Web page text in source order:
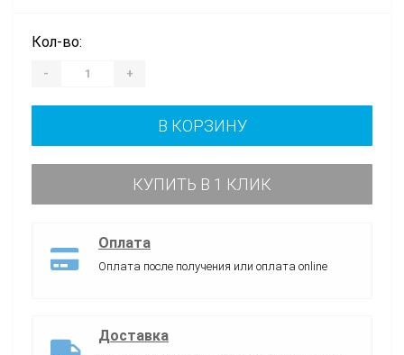
Кол-во:
- +
В КОРЗИНУ
КУПИТЬ В 1 КЛИК
Оплата
Оплата после получения или оплата online
Доставка